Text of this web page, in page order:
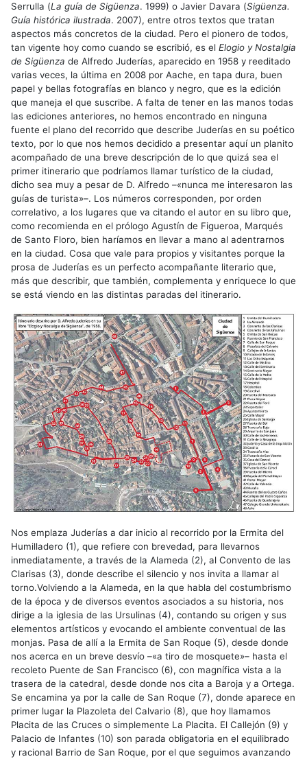
Serrulla (La guía de Sigüenza. 1999) o Javier Davara (Sigüenza.
Guía histórica ilustrada. 2007), entre otros textos que tratan
aspectos más concretos de la ciudad. Pero el pionero de todos,
tan vigente hoy como cuando se escribió, es el Elogio y Nostalgia
de Sigüenza de Alfredo Juderías, aparecido en 1958 y reeditado
varias veces, la última en 2008 por Aache, en tapa dura, buen
papel y bellas fotografías en blanco y negro, que es la edición
que maneja el que suscribe. A falta de tener en las manos todas
las ediciones anteriores, no hemos encontrado en ninguna
fuente el plano del recorrido que describe Juderías en su poético
texto, por lo que nos hemos decidido a presentar aquí un planito
acompañado de una breve descripción de lo que quizá sea el
primer itinerario que podríamos llamar turístico de la ciudad,
dicho sea muy a pesar de D. Alfredo –«nunca me interesaron las
guías de turista»–. Los números corresponden, por orden
correlativo, a los lugares que va citando el autor en su libro que,
como recomienda en el prólogo Agustín de Figueroa, Marqués
de Santo Floro, bien haríamos en llevar a mano al adentrarnos
en la ciudad. Cosa que vale para propios y visitantes porque la
prosa de Juderías es un perfecto acompañante literario que,
más que describir, que también, complementa y enriquece lo que
se está viendo en las distintas paradas del itinerario.
Nos emplaza Juderías a dar inicio al recorrido por la Ermita del
Humilladero (1), que refiere con brevedad, para llevarnos
inmediatamente, a través de la Alameda (2), al Convento de las
Clarisas (3), donde describe el silencio y nos invita a llamar al
torno.Volviendo a la Alameda, en la que habla del costumbrismo
de la época y de diversos eventos asociados a su historia, nos
dirige a la iglesia de las Ursulinas (4), contando su origen y sus
elementos artísticos y evocando el ambiente conventual de las
monjas. Pasa de allí a la Ermita de San Roque (5), desde donde
nos acerca en un breve desvío –«a tiro de mosquete»– hasta el
recoleto Puente de San Francisco (6), con magnífica vista a la
trasera de la catedral, desde donde nos cita a Baroja y a Ortega.
Se encamina ya por la calle de San Roque (7), donde aparece en
primer lugar la Plazoleta del Calvario (8), que hoy llamamos
Placita de las Cruces o simplemente La Placita. El Callejón (9) y
Palacio de Infantes (10) son parada obligatoria en el equilibrado
y racional Barrio de San Roque, por el que seguimos avanzando